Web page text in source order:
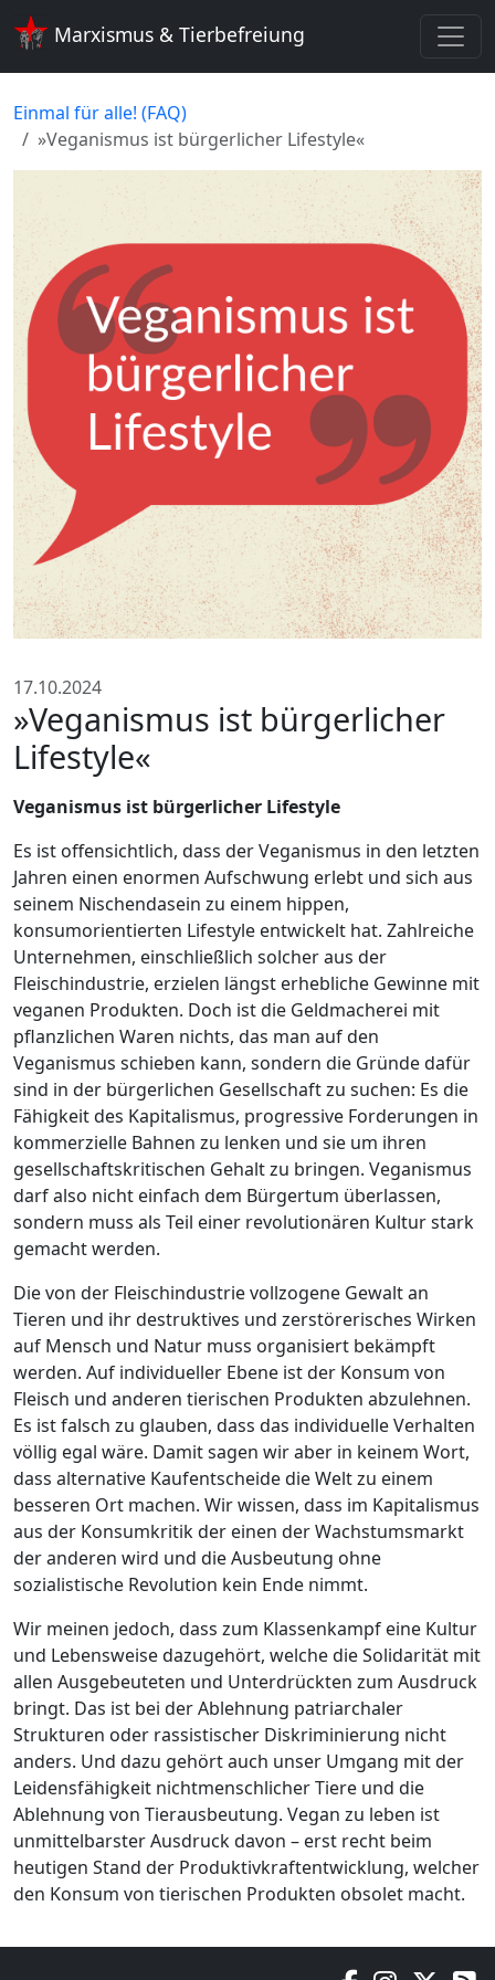
Marxismus & Tierbefreiung
Einmal für alle! (FAQ)
»Veganismus ist bürgerlicher Lifestyle«
17.10.2024
»Veganismus ist bürgerlicher
Lifestyle«
Veganismus ist bürgerlicher Lifestyle
Es ist offensichtlich, dass der Veganismus in den letzten
Jahren einen enormen Aufschwung erlebt und sich aus
seinem Nischendasein zu einem hippen,
konsumorientierten Lifestyle entwickelt hat. Zahlreiche
Unternehmen, einschließlich solcher aus der
Fleischindustrie, erzielen längst erhebliche Gewinne mit
veganen Produkten. Doch ist die Geldmacherei mit
pflanzlichen Waren nichts, das man auf den
Veganismus schieben kann, sondern die Gründe dafür
sind in der bürgerlichen Gesellschaft zu suchen: Es die
Fähigkeit des Kapitalismus, progressive Forderungen in
kommerzielle Bahnen zu lenken und sie um ihren
gesellschaftskritischen Gehalt zu bringen. Veganismus
darf also nicht einfach dem Bürgertum überlassen,
sondern muss als Teil einer revolutionären Kultur stark
gemacht werden.
Die von der Fleischindustrie vollzogene Gewalt an
Tieren und ihr destruktives und zerstörerisches Wirken
auf Mensch und Natur muss organisiert bekämpft
werden. Auf individueller Ebene ist der Konsum von
Fleisch und anderen tierischen Produkten abzulehnen.
Es ist falsch zu glauben, dass das individuelle Verhalten
völlig egal wäre. Damit sagen wir aber in keinem Wort,
dass alternative Kaufentscheide die Welt zu einem
besseren Ort machen. Wir wissen, dass im Kapitalismus
aus der Konsumkritik der einen der Wachstumsmarkt
der anderen wird und die Ausbeutung ohne
sozialistische Revolution kein Ende nimmt.
Wir meinen jedoch, dass zum Klassenkampf eine Kultur
und Lebensweise dazugehört, welche die Solidarität mit
allen Ausgebeuteten und Unterdrückten zum Ausdruck
bringt. Das ist bei der Ablehnung patriarchaler
Strukturen oder rassistischer Diskriminierung nicht
anders. Und dazu gehört auch unser Umgang mit der
Leidensfähigkeit nichtmenschlicher Tiere und die
Ablehnung von Tierausbeutung. Vegan zu leben ist
unmittelbarster Ausdruck davon – erst recht beim
heutigen Stand der Produktivkraftentwicklung, welcher
den Konsum von tierischen Produkten obsolet macht.